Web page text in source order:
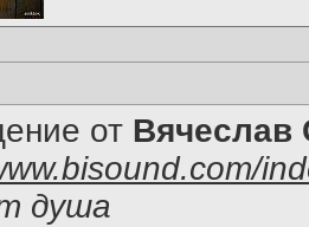
от Вячеслав
душа